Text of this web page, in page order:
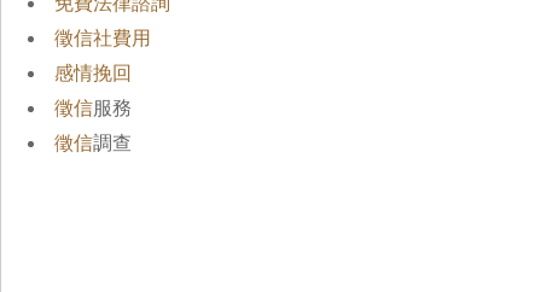
徵信社費用
感情挽回
徵信服務
徵信調查